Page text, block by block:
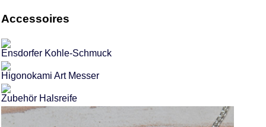
Accessoires
Ensdorfer Kohle-Schmuck
Higonokami Art Messer
Zubehör Halsreife